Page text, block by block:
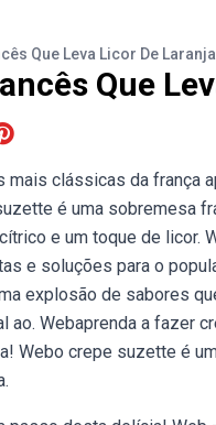
Que Leva Licor De Laranja
Que
mais clássicas da frança
é uma sobremesa
e um toque de licor.
e soluções para o
explosão de sabores
ao. Webaprenda a fazer
Webo crepe suzette é